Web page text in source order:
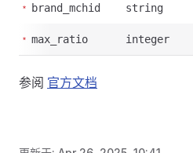
brand_mchid string
max_ratio integer
参阅 官方文档